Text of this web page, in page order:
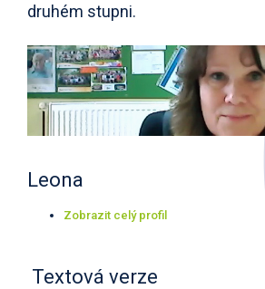
druhém stupni.
Leona
Zobrazit celý profil
Textová verze